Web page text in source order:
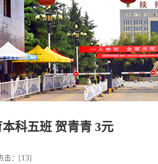
科五班 贺青青 3元
击：[13]